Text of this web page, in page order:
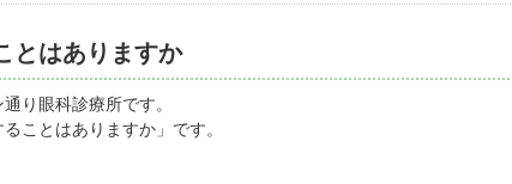
ジ
約とはありますか
り眼科診療所です。
ことはありますか」です。